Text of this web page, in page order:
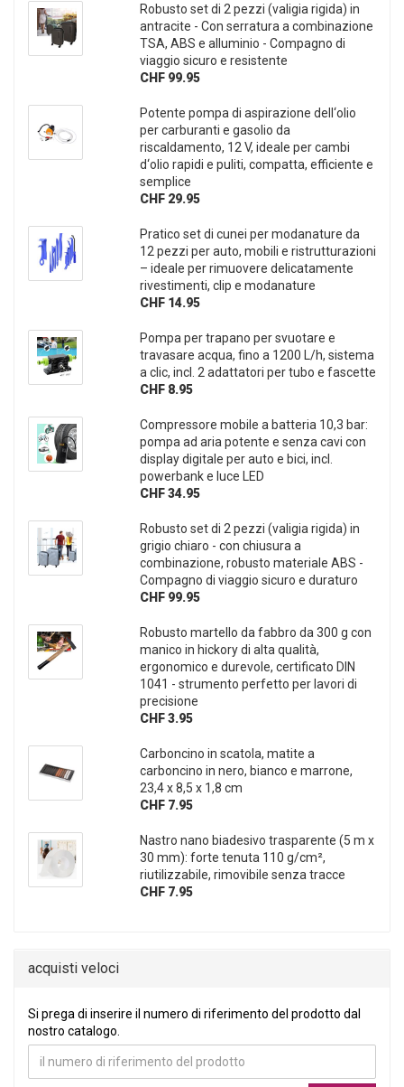
Robusto set di 2 pezzi (valigia rigida) in
antracite - Con serratura a combinazione
TSA, ABS e alluminio - Compagno di
viaggio sicuro e resistente
CHF 99.95
Potente pompa di aspirazione dell‘olio
per carburanti e gasolio da
riscaldamento, 12 V, ideale per cambi
d‘olio rapidi e puliti, compatta, efficiente e
semplice
CHF 29.95
Pratico set di cunei per modanature da
12 pezzi per auto, mobili e ristrutturazioni
– ideale per rimuovere delicatamente
rivestimenti, clip e modanature
CHF 14.95
Pompa per trapano per svuotare e
travasare acqua, fino a 1200 L/h, sistema
a clic, incl. 2 adattatori per tubo e fascette
CHF 8.95
Compressore mobile a batteria 10,3 bar:
pompa ad aria potente e senza cavi con
display digitale per auto e bici, incl.
powerbank e luce LED
CHF 34.95
Robusto set di 2 pezzi (valigia rigida) in
grigio chiaro - con chiusura a
combinazione, robusto materiale ABS -
Compagno di viaggio sicuro e duraturo
CHF 99.95
Robusto martello da fabbro da 300 g con
manico in hickory di alta qualità,
ergonomico e durevole, certificato DIN
1041 - strumento perfetto per lavori di
precisione
CHF 3.95
Carboncino in scatola, matite a
carboncino in nero, bianco e marrone,
23,4 x 8,5 x 1,8 cm
CHF 7.95
Nastro nano biadesivo trasparente (5 m x
30 mm): forte tenuta 110 g/cm²,
riutilizzabile, rimovibile senza tracce
CHF 7.95
acquisti veloci
SI PREGA DI INSERIRE IL NUMERO DI RIFERIMENTO DEL
Si prega di inserire il numero di riferimento del prodotto dal
nostro catalogo.